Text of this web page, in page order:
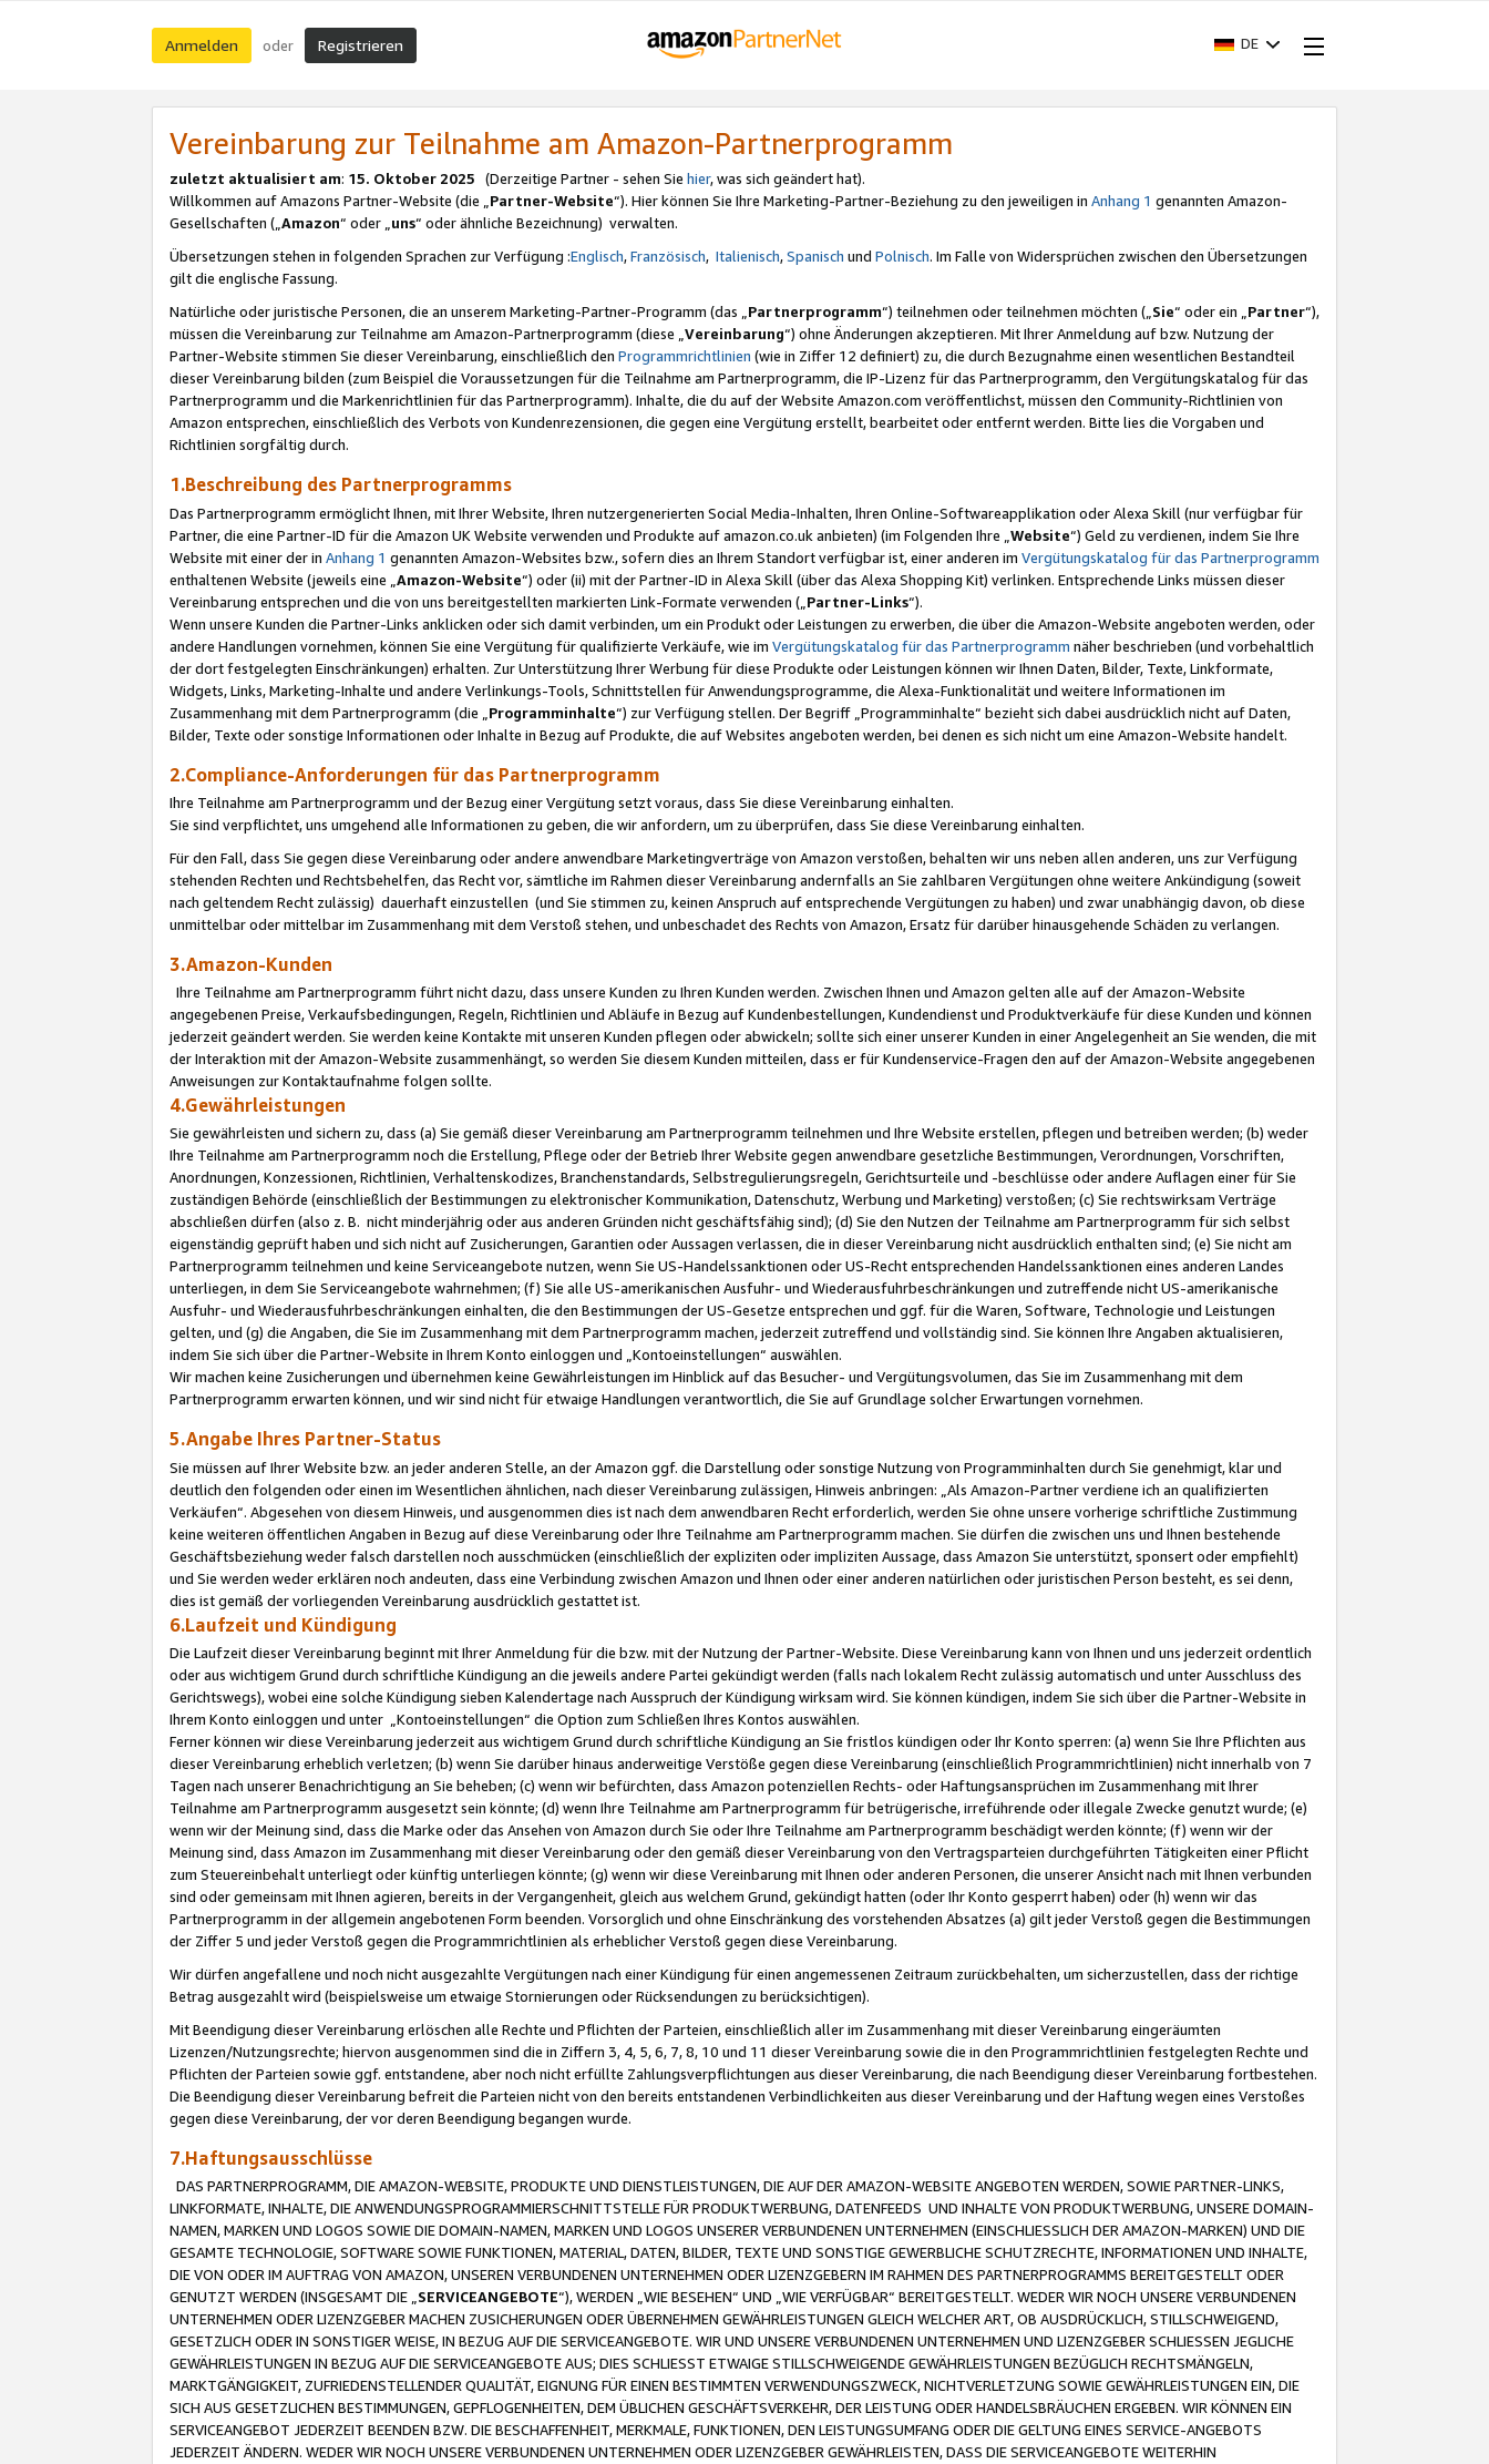
Anmelden oder Registrieren DE
Vereinbarung zur Teilnahme am Amazon-Partnerprogramm
zuletzt aktualisiert am: 15. Oktober 2025 (Derzeitige Partner - sehen Sie hier, was sich geändert hat).
Willkommen auf Amazons Partner-Website (die „Partner-Website“). Hier können Sie Ihre Marketing-Partner-Beziehung zu den jeweiligen in Anhang 1 genannten Amazon-
Gesellschaften („Amazon“ oder „uns“ oder ähnliche Bezeichnung) verwalten.
Übersetzungen stehen in folgenden Sprachen zur Verfügung :Englisch,Französisch, Italienisch,Spanisch und Polnisch. Im Falle von Widersprüchen zwischen den Übersetzungen
gilt die englische Fassung.
Natürliche oder juristische Personen, die an unserem Marketing-Partner-Programm (das „Partnerprogramm“) teilnehmen oder teilnehmen möchten („Sie“ oder ein „Partner“),
müssen die Vereinbarung zur Teilnahme am Amazon-Partnerprogramm (diese „Vereinbarung“) ohne Änderungen akzeptieren. Mit Ihrer Anmeldung auf bzw. Nutzung der
Partner-Website stimmen Sie dieser Vereinbarung, einschließlich den Programmrichtlinien (wie in Ziffer 12 definiert) zu, die durch Bezugnahme einen wesentlichen Bestandteil
dieser Vereinbarung bilden (zum Beispiel die Voraussetzungen für die Teilnahme am Partnerprogramm, die IP-Lizenz für das Partnerprogramm, den Vergütungskatalog für das
Partnerprogramm und die Markenrichtlinien für das Partnerprogramm). Inhalte, die du auf der Website Amazon.com veröffentlichst, müssen den Community-Richtlinien von
Amazon entsprechen, einschließlich des Verbots von Kundenrezensionen, die gegen eine Vergütung erstellt, bearbeitet oder entfernt werden. Bitte lies die Vorgaben und
Richtlinien sorgfältig durch.
1.Beschreibung des Partnerprogramms
Das Partnerprogramm ermöglicht Ihnen, mit Ihrer Website, Ihren nutzergenerierten Social Media-Inhalten, Ihren Online-Softwareapplikation oder Alexa Skill (nur verfügbar für
Partner, die eine Partner-ID für die Amazon UK Website verwenden und Produkte auf amazon.co.uk anbieten) (im Folgenden Ihre „ Website“) Geld zu verdienen, indem Sie Ihre
Website mit einer der in Anhang 1 genannten Amazon-Websites bzw., sofern dies an Ihrem Standort verfügbar ist, einer anderen im Vergütungskatalog für das Partnerprogramm
enthaltenen Website (jeweils eine „ Amazon-Website“) oder (ii) mit der Partner-ID in Alexa Skill (über das Alexa Shopping Kit) verlinken. Entsprechende Links müssen dieser
Vereinbarung entsprechen und die von uns bereitgestellten markierten Link-Formate verwenden („ Partner-Links“).
Wenn unsere Kunden die Partner-Links anklicken oder sich damit verbinden, um ein Produkt oder Leistungen zu erwerben, die über die Amazon-Website angeboten werden, oder
andere Handlungen vornehmen, können Sie eine Vergütung für qualifizierte Verkäufe, wie im Vergütungskatalog für das Partnerprogramm näher beschrieben (und vorbehaltlich
der dort festgelegten Einschränkungen) erhalten. Zur Unterstützung Ihrer Werbung für diese Produkte oder Leistungen können wir Ihnen Daten, Bilder, Texte, Linkformate,
Widgets, Links, Marketing-Inhalte und andere Verlinkungs-Tools, Schnittstellen für Anwendungsprogramme, die Alexa-Funktionalität und weitere Informationen im
Zusammenhang mit dem Partnerprogramm (die „ Programminhalte“) zur Verfügung stellen. Der Begriff „Programminhalte“ bezieht sich dabei ausdrücklich nicht auf Daten,
Bilder, Texte oder sonstige Informationen oder Inhalte in Bezug auf Produkte, die auf Websites angeboten werden, bei denen es sich nicht um eine Amazon-Website handelt.
2.Compliance-Anforderungen für das Partnerprogramm
Ihre Teilnahme am Partnerprogramm und der Bezug einer Vergütung setzt voraus, dass Sie diese Vereinbarung einhalten.
Sie sind verpflichtet, uns umgehend alle Informationen zu geben, die wir anfordern, um zu überprüfen, dass Sie diese Vereinbarung einhalten.
Für den Fall, dass Sie gegen diese Vereinbarung oder andere anwendbare Marketingverträge von Amazon verstoßen, behalten wir uns neben allen anderen, uns zur Verfügung
stehenden Rechten und Rechtsbehelfen, das Recht vor, sämtliche im Rahmen dieser Vereinbarung andernfalls an Sie zahlbaren Vergütungen ohne weitere Ankündigung (soweit
nach geltendem Recht zulässig) dauerhaft einzustellen (und Sie stimmen zu, keinen Anspruch auf entsprechende Vergütungen zu haben) und zwar unabhängig davon, ob diese
unmittelbar oder mittelbar im Zusammenhang mit dem Verstoß stehen, und unbeschadet des Rechts von Amazon, Ersatz für darüber hinausgehende Schäden zu verlangen.
3.Amazon-Kunden
Ihre Teilnahme am Partnerprogramm führt nicht dazu, dass unsere Kunden zu Ihren Kunden werden. Zwischen Ihnen und Amazon gelten alle auf der Amazon-Website
angegebenen Preise, Verkaufsbedingungen, Regeln, Richtlinien und Abläufe in Bezug auf Kundenbestellungen, Kundendienst und Produktverkäufe für diese Kunden und können
jederzeit geändert werden. Sie werden keine Kontakte mit unseren Kunden pflegen oder abwickeln; sollte sich einer unserer Kunden in einer Angelegenheit an Sie wenden, die mit
der Interaktion mit der Amazon-Website zusammenhängt, so werden Sie diesem Kunden mitteilen, dass er für Kundenservice-Fragen den auf der Amazon-Website angegebenen
Anweisungen zur Kontaktaufnahme folgen sollte.
4.Gewährleistungen
Sie gewährleisten und sichern zu, dass (a) Sie gemäß dieser Vereinbarung am Partnerprogramm teilnehmen und Ihre Website erstellen, pflegen und betreiben werden; (b) weder
Ihre Teilnahme am Partnerprogramm noch die Erstellung, Pflege oder der Betrieb Ihrer Website gegen anwendbare gesetzliche Bestimmungen, Verordnungen, Vorschriften,
Anordnungen, Konzessionen, Richtlinien, Verhaltenskodizes, Branchenstandards, Selbstregulierungsregeln, Gerichtsurteile und -beschlüsse oder andere Auflagen einer für Sie
zuständigen Behörde (einschließlich der Bestimmungen zu elektronischer Kommunikation, Datenschutz, Werbung und Marketing) verstoßen; (c) Sie rechtswirksam Verträge
abschließen dürfen (also z. B. nicht minderjährig oder aus anderen Gründen nicht geschäftsfähig sind); (d) Sie den Nutzen der Teilnahme am Partnerprogramm für sich selbst
eigenständig geprüft haben und sich nicht auf Zusicherungen, Garantien oder Aussagen verlassen, die in dieser Vereinbarung nicht ausdrücklich enthalten sind; (e) Sie nicht am
Partnerprogramm teilnehmen und keine Serviceangebote nutzen, wenn Sie US-Handelssanktionen oder US-Recht entsprechenden Handelssanktionen eines anderen Landes
unterliegen, in dem Sie Serviceangebote wahrnehmen; (f) Sie alle US-amerikanischen Ausfuhr- und Wiederausfuhrbeschränkungen und zutreffende nicht US-amerikanische
Ausfuhr- und Wiederausfuhrbeschränkungen einhalten, die den Bestimmungen der US-Gesetze entsprechen und ggf. für die Waren, Software, Technologie und Leistungen
gelten, und (g) die Angaben, die Sie im Zusammenhang mit dem Partnerprogramm machen, jederzeit zutreffend und vollständig sind. Sie können Ihre Angaben aktualisieren,
indem Sie sich über die Partner-Website in Ihrem Konto einloggen und „Kontoeinstellungen“ auswählen.
Wir machen keine Zusicherungen und übernehmen keine Gewährleistungen im Hinblick auf das Besucher- und Vergütungsvolumen, das Sie im Zusammenhang mit dem
Partnerprogramm erwarten können, und wir sind nicht für etwaige Handlungen verantwortlich, die Sie auf Grundlage solcher Erwartungen vornehmen.
5.Angabe Ihres Partner-Status
Sie müssen auf Ihrer Website bzw. an jeder anderen Stelle, an der Amazon ggf. die Darstellung oder sonstige Nutzung von Programminhalten durch Sie genehmigt, klar und
deutlich den folgenden oder einen im Wesentlichen ähnlichen, nach dieser Vereinbarung zulässigen, Hinweis anbringen: „Als Amazon-Partner verdiene ich an qualifizierten
Verkäufen“. Abgesehen von diesem Hinweis, und ausgenommen dies ist nach dem anwendbaren Recht erforderlich, werden Sie ohne unsere vorherige schriftliche Zustimmung
keine weiteren öffentlichen Angaben in Bezug auf diese Vereinbarung oder Ihre Teilnahme am Partnerprogramm machen. Sie dürfen die zwischen uns und Ihnen bestehende
Geschäftsbeziehung weder falsch darstellen noch ausschmücken (einschließlich der expliziten oder impliziten Aussage, dass Amazon Sie unterstützt, sponsert oder empfiehlt)
und Sie werden weder erklären noch andeuten, dass eine Verbindung zwischen Amazon und Ihnen oder einer anderen natürlichen oder juristischen Person besteht, es sei denn,
dies ist gemäß der vorliegenden Vereinbarung ausdrücklich gestattet ist.
6.Laufzeit und Kündigung
Die Laufzeit dieser Vereinbarung beginnt mit Ihrer Anmeldung für die bzw. mit der Nutzung der Partner-Website. Diese Vereinbarung kann von Ihnen und uns jederzeit ordentlich
oder aus wichtigem Grund durch schriftliche Kündigung an die jeweils andere Partei gekündigt werden (falls nach lokalem Recht zulässig automatisch und unter Ausschluss des
Gerichtswegs), wobei eine solche Kündigung sieben Kalendertage nach Ausspruch der Kündigung wirksam wird. Sie können kündigen, indem Sie sich über die Partner-Website in
Ihrem Konto einloggen und unter „Kontoeinstellungen“ die Option zum Schließen Ihres Kontos auswählen.
Ferner können wir diese Vereinbarung jederzeit aus wichtigem Grund durch schriftliche Kündigung an Sie fristlos kündigen oder Ihr Konto sperren: (a) wenn Sie Ihre Pflichten aus
dieser Vereinbarung erheblich verletzen; (b) wenn Sie darüber hinaus anderweitige Verstöße gegen diese Vereinbarung (einschließlich Programmrichtlinien) nicht innerhalb von 7
Tagen nach unserer Benachrichtigung an Sie beheben; (c) wenn wir befürchten, dass Amazon potenziellen Rechts- oder Haftungsansprüchen im Zusammenhang mit Ihrer
Teilnahme am Partnerprogramm ausgesetzt sein könnte; (d) wenn Ihre Teilnahme am Partnerprogramm für betrügerische, irreführende oder illegale Zwecke genutzt wurde; (e)
wenn wir der Meinung sind, dass die Marke oder das Ansehen von Amazon durch Sie oder Ihre Teilnahme am Partnerprogramm beschädigt werden könnte; (f) wenn wir der
Meinung sind, dass Amazon im Zusammenhang mit dieser Vereinbarung oder den gemäß dieser Vereinbarung von den Vertragsparteien durchgeführten Tätigkeiten einer Pflicht
zum Steuereinbehalt unterliegt oder künftig unterliegen könnte; (g) wenn wir diese Vereinbarung mit Ihnen oder anderen Personen, die unserer Ansicht nach mit Ihnen verbunden
sind oder gemeinsam mit Ihnen agieren, bereits in der Vergangenheit, gleich aus welchem Grund, gekündigt hatten (oder Ihr Konto gesperrt haben) oder (h) wenn wir das
Partnerprogramm in der allgemein angebotenen Form beenden. Vorsorglich und ohne Einschränkung des vorstehenden Absatzes (a) gilt jeder Verstoß gegen die Bestimmungen
der Ziffer 5 und jeder Verstoß gegen die Programmrichtlinien als erheblicher Verstoß gegen diese Vereinbarung.
Wir dürfen angefallene und noch nicht ausgezahlte Vergütungen nach einer Kündigung für einen angemessenen Zeitraum zurückbehalten, um sicherzustellen, dass der richtige
Betrag ausgezahlt wird (beispielsweise um etwaige Stornierungen oder Rücksendungen zu berücksichtigen).
Mit Beendigung dieser Vereinbarung erlöschen alle Rechte und Pflichten der Parteien, einschließlich aller im Zusammenhang mit dieser Vereinbarung eingeräumten
Lizenzen/Nutzungsrechte; hiervon ausgenommen sind die in Ziffern 3, 4, 5, 6, 7, 8, 10 und 11 dieser Vereinbarung sowie die in den Programmrichtlinien festgelegten Rechte und
Pflichten der Parteien sowie ggf. entstandene, aber noch nicht erfüllte Zahlungsverpflichtungen aus dieser Vereinbarung, die nach Beendigung dieser Vereinbarung fortbestehen.
Die Beendigung dieser Vereinbarung befreit die Parteien nicht von den bereits entstandenen Verbindlichkeiten aus dieser Vereinbarung und der Haftung wegen eines Verstoßes
gegen diese Vereinbarung, der vor deren Beendigung begangen wurde.
7.Haftungsausschlüsse
DAS PARTNERPROGRAMM, DIE AMAZON-WEBSITE, PRODUKTE UND DIENSTLEISTUNGEN, DIE AUF DER AMAZON-WEBSITE ANGEBOTEN WERDEN, SOWIE PARTNER-LINKS,
LINKFORMATE, INHALTE, DIE ANWENDUNGSPROGRAMMIERSCHNITTSTELLE FÜR PRODUKTWERBUNG, DATENFEEDS UND INHALTE VON PRODUKTWERBUNG, UNSERE DOMAIN-
NAMEN, MARKEN UND LOGOS SOWIE DIE DOMAIN-NAMEN, MARKEN UND LOGOS UNSERER VERBUNDENEN UNTERNEHMEN (EINSCHLIESSLICH DER AMAZON-MARKEN) UND DIE
GESAMTE TECHNOLOGIE, SOFTWARE SOWIE FUNKTIONEN, MATERIAL, DATEN, BILDER, TEXTE UND SONSTIGE GEWERBLICHE SCHUTZRECHTE, INFORMATIONEN UND INHALTE,
DIE VON ODER IM AUFTRAG VON AMAZON, UNSEREN VERBUNDENEN UNTERNEHMEN ODER LIZENZGEBERN IM RAHMEN DES PARTNERPROGRAMMS BEREITGESTELLT ODER
GENUTZT WERDEN (INSGESAMT DIE „ SERVICEANGEBOTE“), WERDEN „WIE BESEHEN“ UND „WIE VERFÜGBAR“ BEREITGESTELLT. WEDER WIR NOCH UNSERE VERBUNDENEN
UNTERNEHMEN ODER LIZENZGEBER MACHEN ZUSICHERUNGEN ODER ÜBERNEHMEN GEWÄHRLEISTUNGEN GLEICH WELCHER ART, OB AUSDRÜCKLICH, STILLSCHWEIGEND,
GESETZLICH ODER IN SONSTIGER WEISE, IN BEZUG AUF DIE SERVICEANGEBOTE. WIR UND UNSERE VERBUNDENEN UNTERNEHMEN UND LIZENZGEBER SCHLIESSEN JEGLICHE
GEWÄHRLEISTUNGEN IN BEZUG AUF DIE SERVICEANGEBOTE AUS; DIES SCHLIESST ETWAIGE STILLSCHWEIGENDE GEWÄHRLEISTUNGEN BEZÜGLICH RECHTSMÄNGELN,
MARKTGÄNGIGKEIT, ZUFRIEDENSTELLENDER QUALITÄT, EIGNUNG FÜR EINEN BESTIMMTEN VERWENDUNGSZWECK, NICHTVERLETZUNG SOWIE GEWÄHRLEISTUNGEN EIN, DIE
SICH AUS GESETZLICHEN BESTIMMUNGEN, GEPFLOGENHEITEN, DEM ÜBLICHEN GESCHÄFTSVERKEHR, DER LEISTUNG ODER HANDELSBRÄUCHEN ERGEBEN. WIR KÖNNEN EIN
SERVICEANGEBOT JEDERZEIT BEENDEN BZW. DIE BESCHAFFENHEIT, MERKMALE, FUNKTIONEN, DEN LEISTUNGSUMFANG ODER DIE GELTUNG EINES SERVICE-ANGEBOTS
JEDERZEIT ÄNDERN. WEDER WIR NOCH UNSERE VERBUNDENEN UNTERNEHMEN ODER LIZENZGEBER GEWÄHRLEISTEN, DASS DIE SERVICEANGEBOTE WEITERHIN